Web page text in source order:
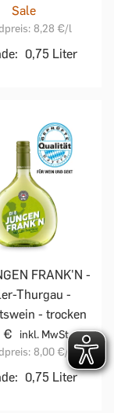
Sale
8,28 €/l
0,75 Liter
FRANK'N -
Thurgau -
- trocken
€
inkl. MwSt.
8,00 €/l
0,75 Liter